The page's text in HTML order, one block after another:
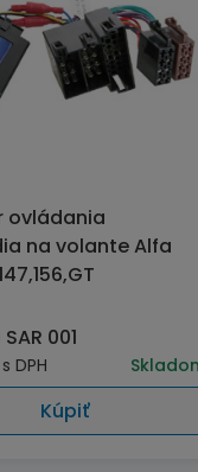
ovládania
na volante Alfa
001
s DPH
Kúpiť